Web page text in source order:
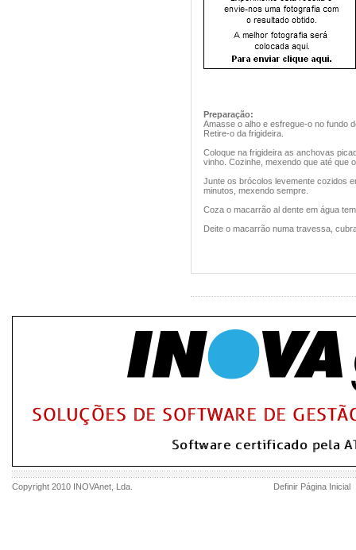
Preparação:
Amasse o alho e esfregue-o no fundo
Retire-o da frigideira.
Coloque na frigideira as anchovas
vinho. Cozinhe, mexendo que até que
Junte os brócolos levemente cozidos
minutos, mexendo sempre.
Coza o macarrão al dente em água
Deite o macarrão numa travessa,
Copyright 2010 INOVAnet , Lda. Definir Página Inicial